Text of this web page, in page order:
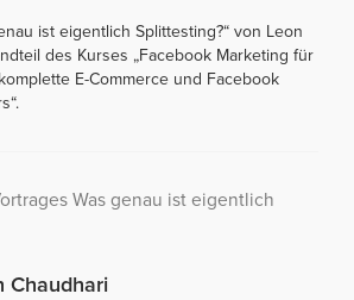
ist eigentlich Splittesting?“ von Leon
des Kurses „Facebook Marketing für
E-Commerce und Facebook
Was genau ist eigentlich
Chaudhari